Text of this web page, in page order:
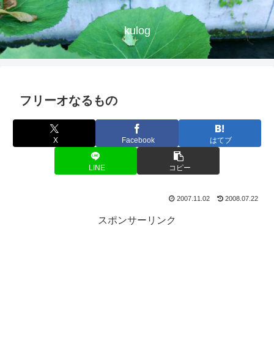
kulog
フリーオなるもの
X Facebook はてブ
LINE コピー
2007.11.02 2008.07.22
スポンサーリンク